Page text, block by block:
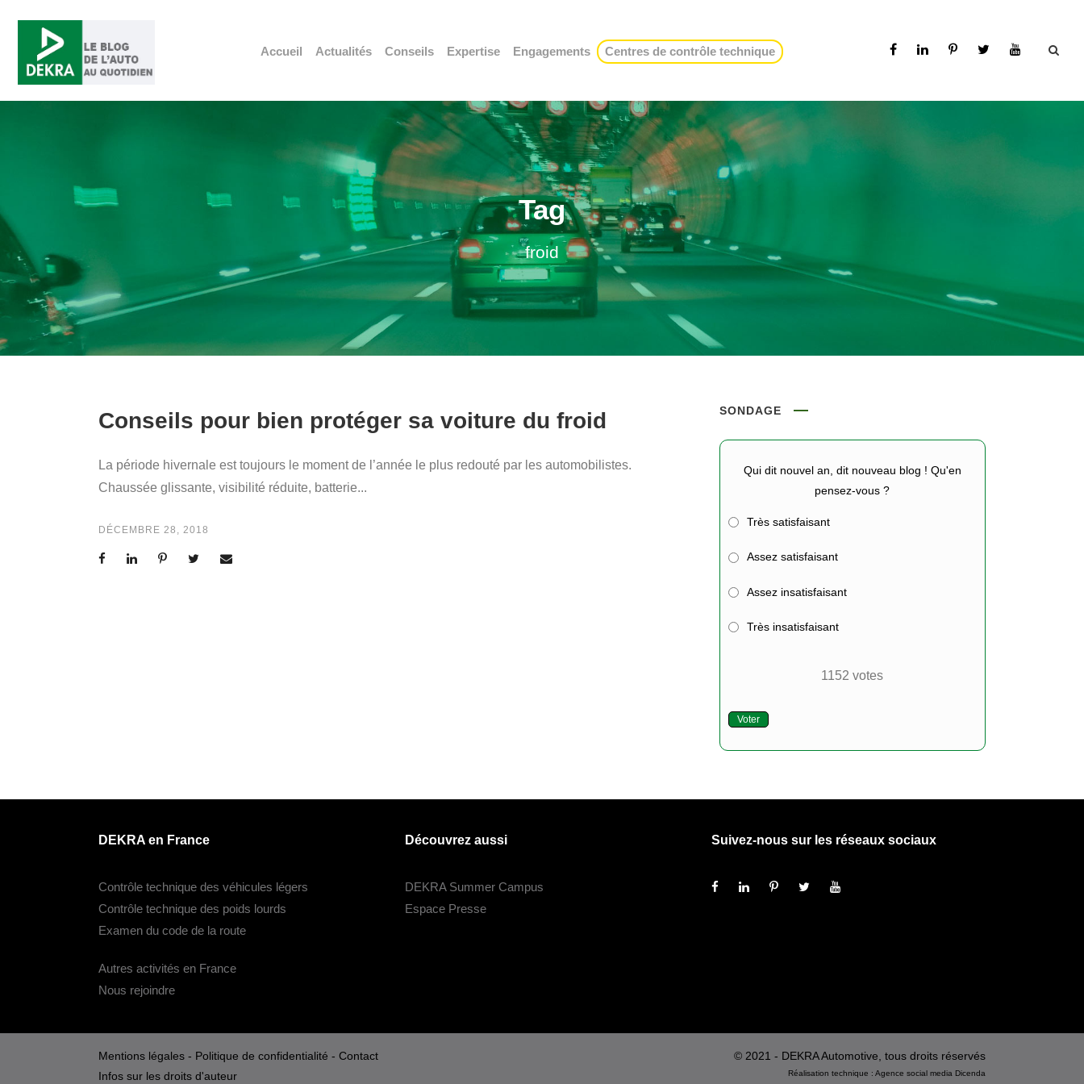
Accueil Actualités Conseils Expertise Engagements Centres de contrôle technique
Tag
froid
Conseils pour bien protéger sa voiture du froid
La période hivernale est toujours le moment de l’année le plus redouté par les automobilistes.
Chaussée glissante, visibilité réduite, batterie...
DÉCEMBRE 28, 2018
SONDAGE
Qui dit nouvel an, dit nouveau blog ! Qu'en
pensez-vous ?
Très satisfaisant
Assez satisfaisant
Assez insatisfaisant
Très insatisfaisant
1152 votes
Voter
DEKRA en France
Contrôle technique des véhicules légers
Contrôle technique des poids lourds
Examen du code de la route
Autres activités en France
Nous rejoindre
Découvrez aussi
DEKRA Summer Campus
Espace Presse
Suivez-nous sur les réseaux sociaux
Mentions légales - Politique de confidentialité - Contact
Infos sur les droits d'auteur
© 2021 - DEKRA Automotive, tous droits réservés
Réalisation technique : Agence social media Dicenda